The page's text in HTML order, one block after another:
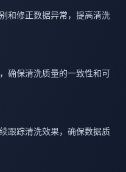
和修正数据异常，提高清洗
确保清洗质量的一致性和可
跟踪清洗效果，确保数据质